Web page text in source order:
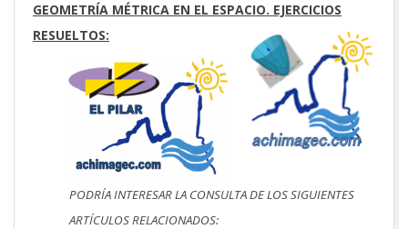
GEOMETRÍA MÉTRICA EN EL ESPACIO. EJERCICIOS
RESUELTOS:
PODRÍA INTERESAR LA CONSULTA DE LOS SIGUIENTES
ARTÍCULOS RELACIONADOS: